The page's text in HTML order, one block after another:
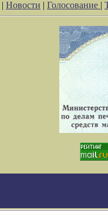
| Новости | Голосование |